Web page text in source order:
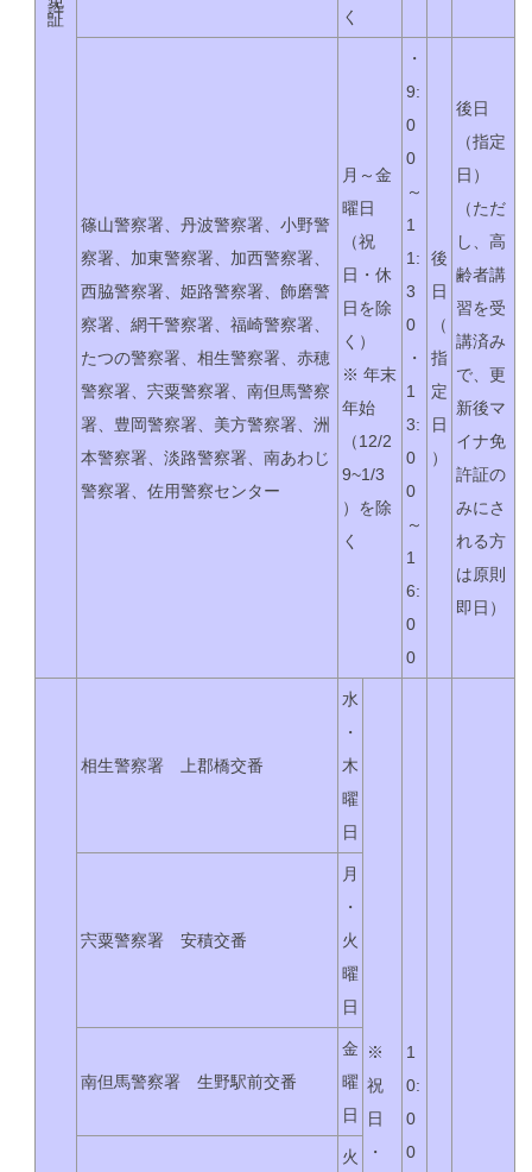
く
篠山警察署、丹波警察署、小野警
察署、加東警察署、加西警察署、
西脇警察署、姫路警察署、飾磨警
察署、網干警察署、福崎警察署、
たつの警察署、相生警察署、赤穂
警察署、宍粟警察署、南但馬警察
署、豊岡警察署、美方警察署、洲
本警察署、淡路警察署、南あわじ
警察署、佐用警察センター
月～金
曜日
（祝
日・休
日を除
く）
※ 年末
年始
（12/2
9~1/3
）を除
く
・
9:
0
0
～
1
1:
3
0
・
1
3:
0
0
～
1
6:
0
0
後
日
（
指
定
日
）
後日
（指定
日）
（ただ
し、高
齢者講
習を受
講済み
で、更
新後マ
イナ免
許証の
みにさ
れる方
は原則
即日）
相生警察署 上郡橋交番
水
・
木
曜
日
※
祝
日
・
1
0:
0
0
宍粟警察署 安積交番
月
・
火
曜
日
南但馬警察署 生野駅前交番
金
曜
日
火